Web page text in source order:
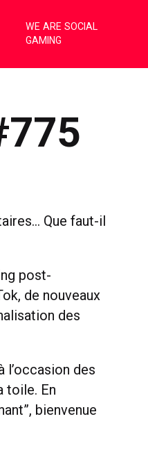
WE ARE SOCIAL
GAMING
Que faut-il
post-
de nouveaux
des
l’occasion des
toile. En
bienvenue